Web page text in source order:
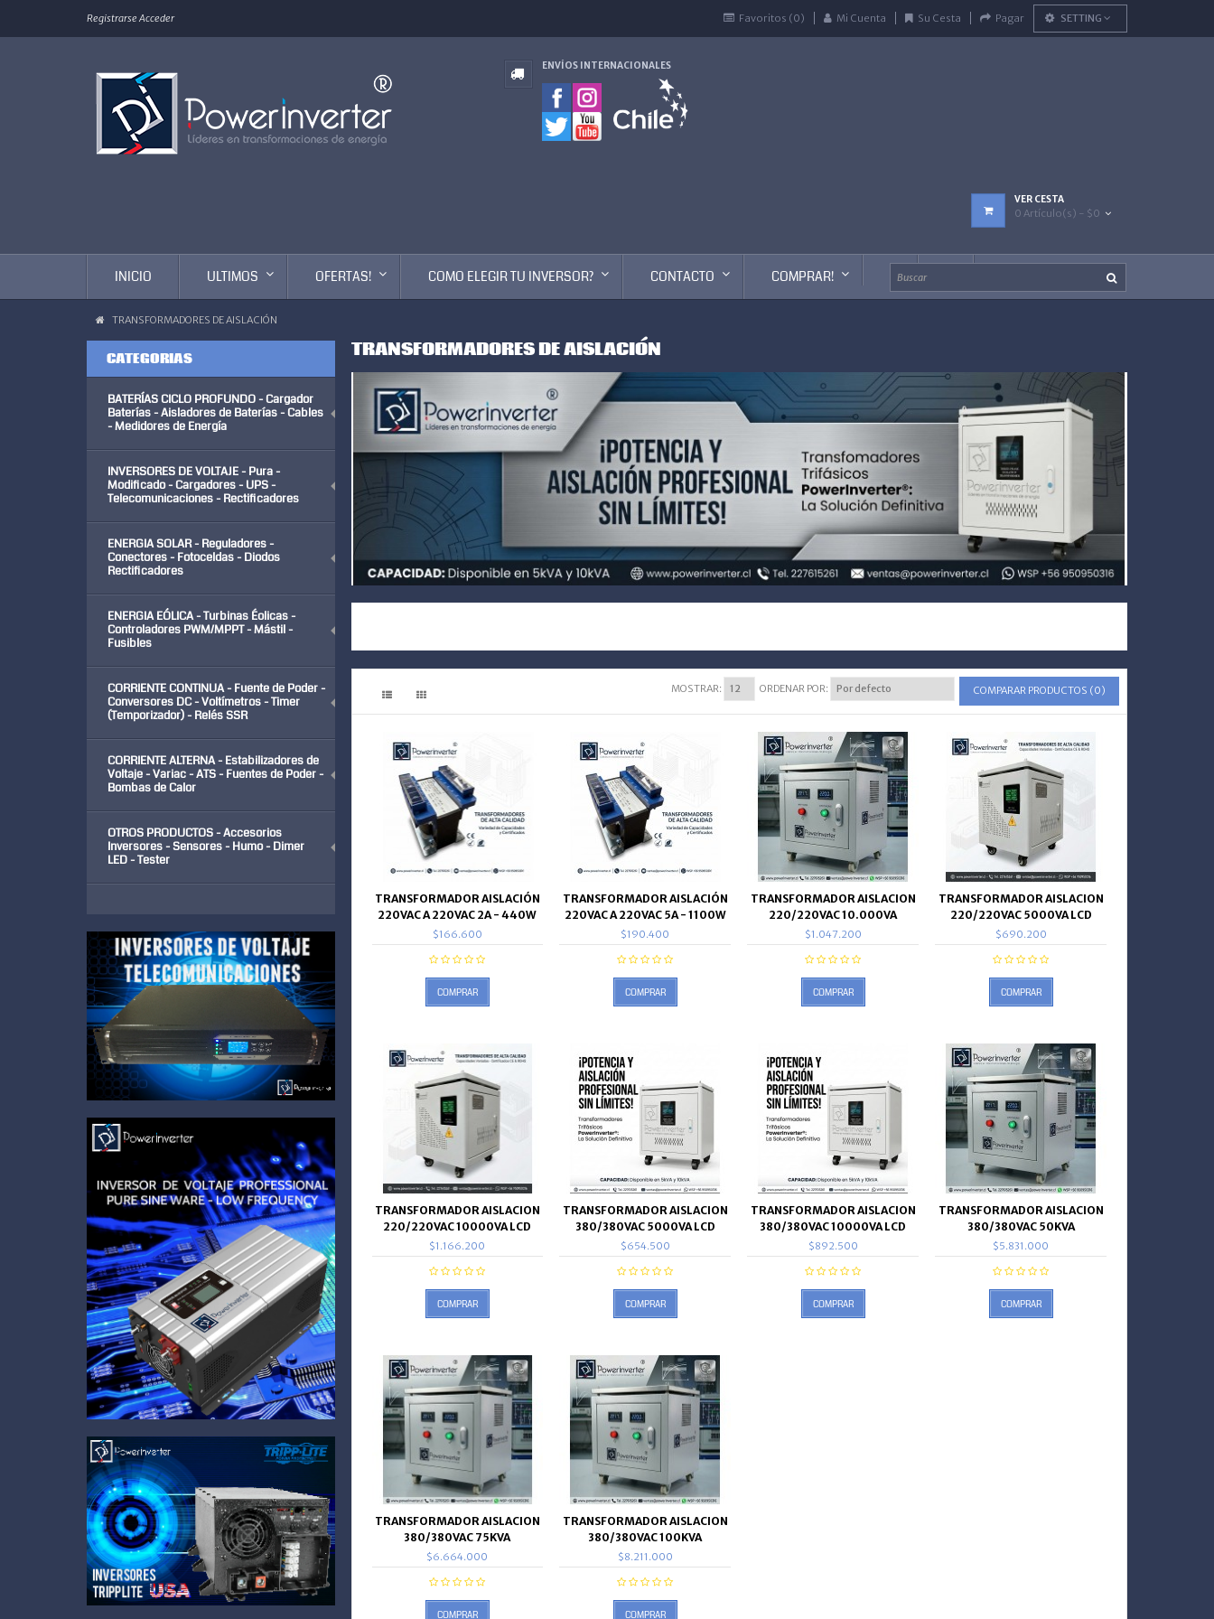
Registrarse Acceder Favoritos (0) Mi Cuenta Su Cesta Pagar SETTING
ENVÍOS INTERNACIONALES
VER CESTA
0 Artículo(s) - $0
INICIO ULTIMOS OFERTAS! COMO ELEGIR TU INVERSOR? CONTACTO COMPRAR!
TRANSFORMADORES DE AISLACIÓN
CATEGORIAS
BATERÍAS CICLO PROFUNDO - Cargador
Baterías - Aisladores de Baterías - Cables
- Medidores de Energía
INVERSORES DE VOLTAJE - Pura -
Modificado - Cargadores - UPS -
Telecomunicaciones - Rectificadores
ENERGIA SOLAR - Reguladores -
Conectores - Fotoceldas - Diodos
Rectificadores
ENERGIA EÓLICA - Turbinas Éolicas -
Controladores PWM/MPPT - Mástil -
Fusibles
CORRIENTE CONTINUA - Fuente de Poder -
Conversores DC - Voltímetros - Timer
(Temporizador) - Relés SSR
CORRIENTE ALTERNA - Estabilizadores de
Voltaje - Variac - ATS - Fuentes de Poder -
Bombas de Calor
OTROS PRODUCTOS - Accesorios
Inversores - Sensores - Humo - Dimer
LED - Tester
TRANSFORMADORES DE AISLACIÓN
COMPARAR PRODUCTOS (0)
ORDENAR POR:
MOSTRAR:
TRANSFORMADOR AISLACIÓN
220VAC A 220VAC 2A - 440W
$166.600
COMPRAR
TRANSFORMADOR AISLACIÓN
220VAC A 220VAC 5A - 1100W
$190.400
COMPRAR
TRANSFORMADOR AISLACION
220/220VAC 10.000VA
$1.047.200
COMPRAR
TRANSFORMADOR AISLACION
220/220VAC 5000VA LCD
$690.200
COMPRAR
TRANSFORMADOR AISLACION
220/220VAC 10000VA LCD
$1.166.200
COMPRAR
TRANSFORMADOR AISLACION
380/380VAC 5000VA LCD
$654.500
COMPRAR
TRANSFORMADOR AISLACION
380/380VAC 10000VA LCD
$892.500
COMPRAR
TRANSFORMADOR AISLACION
380/380VAC 50KVA
$5.831.000
COMPRAR
TRANSFORMADOR AISLACION
380/380VAC 75KVA
$6.664.000
COMPRAR
TRANSFORMADOR AISLACION
380/380VAC 100KVA
$8.211.000
COMPRAR